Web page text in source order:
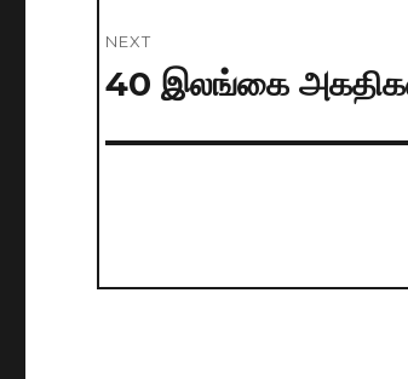
NEXT
Next
40 இலங்கை அகதிகள்